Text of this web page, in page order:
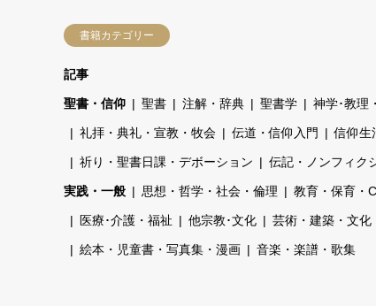
書籍カテゴリー
記事
聖書・信仰 聖書 注解・辞典 聖書学 神学･教理
礼拝・典礼・宣教・牧会 伝道・信仰入門 信仰生
祈り・聖書日課・デボーション 伝記・ノンフィク
実践・一般 思想・哲学・社会・倫理 教育・保育・
医療･介護・福祉 他宗教･文化 芸術・建築・文化
絵本・児童書・写真集・漫画 音楽・楽譜・歌集